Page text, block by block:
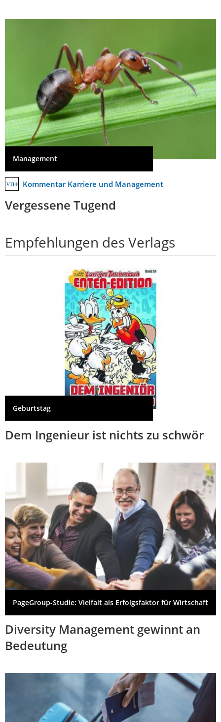
Management
Kommentar Karriere und Management
Vergessene Tugend
Empfehlungen des Verlags
Geburtstag
Dem Ingenieur ist nichts zu schwör
PageGroup-Studie: Vielfalt als Erfolgsfaktor für Wirtschaft
Diversity Management gewinnt an
Bedeutung